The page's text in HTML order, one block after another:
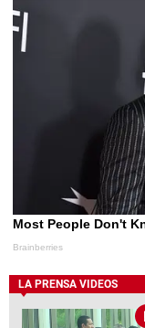
LA PRENSA VIDEOS